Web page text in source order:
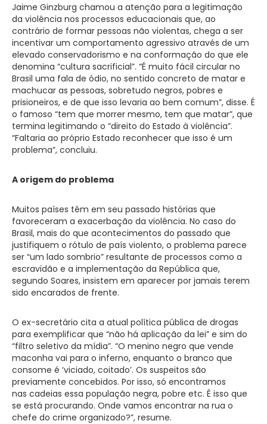
Jaime Ginzburg chamou a atenção para a legitimação
da violência nos processos educacionais que, ao
contrário de formar pessoas não violentas, chega a ser
incentivar um comportamento agressivo através de um
elevado conservadorismo e na conformação do que ele
denomina “cultura sacrificial”. “É muito fácil circular no
Brasil uma fala de ódio, no sentido concreto de matar e
machucar as pessoas, sobretudo negros, pobres e
prisioneiros, e de que isso levaria ao bem comum”, disse. É
o famoso “tem que morrer mesmo, tem que matar”, que
termina legitimando o “direito do Estado à violência”.
“Faltaria ao próprio Estado reconhecer que isso é um
problema”, concluiu.
A origem do problema
Muitos países têm em seu passado histórias que
favoreceram a exacerbação da violência. No caso do
Brasil, mais do que acontecimentos do passado que
justifiquem o rótulo de país violento, o problema parece
ser “um lado sombrio” resultante de processos como a
escravidão e a implementação da República que,
segundo Soares, insistem em aparecer por jamais terem
sido encarados de frente.
O ex-secretário cita a atual política pública de drogas
para exemplificar que “não há aplicação da lei” e sim do
“filtro seletivo da mídia”. “O menino negro que vende
maconha vai para o inferno, enquanto o branco que
consome é ‘viciado, coitado’. Os suspeitos são
previamente concebidos. Por isso, só encontramos
nas cadeias essa população negra, pobre etc. É isso que
se está procurando. Onde vamos encontrar na rua o
chefe do crime organizado?”, resume.